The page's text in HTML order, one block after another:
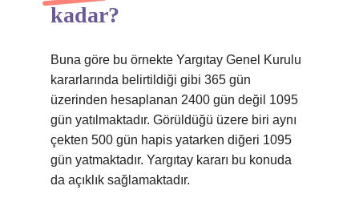
kadar?
Buna göre bu örnekte Yargıtay Genel Kurulu
kararlarında belirtildiği gibi 365 gün
üzerinden hesaplanan 2400 gün değil 1095
gün yatılmaktadır. Görüldüğü üzere biri aynı
çekten 500 gün hapis yatarken diğeri 1095
gün yatmaktadır. Yargıtay kararı bu konuda
da açıklık sağlamaktadır.